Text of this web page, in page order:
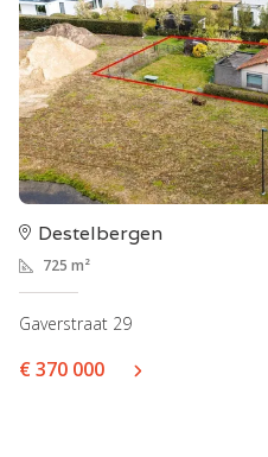
Destelbergen
725 m²
Gaverstraat 29
€ 370 000